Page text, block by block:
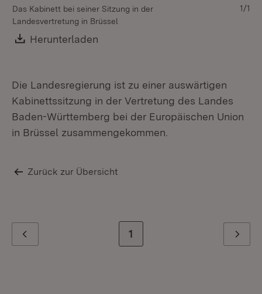
Das Kabinett bei seiner Sitzung in der
Landesvertretung in Brüssel
Download:
Herunterladen
1/1
Die Landesregierung ist zu einer auswärtigen
Kabinettssitzung in der Vertretung des Landes
Baden-Württemberg bei der Europäischen Union
in Brüssel zusammengekommen.
Zurück zur Übersicht
Zur letzten Seite
1 Weiter